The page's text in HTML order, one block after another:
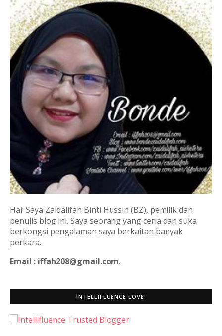
Hai! Saya Zaidalifah Binti Hussin (BZ), pemilik dan
penulis blog ini. Saya seorang yang ceria dan suka
berkongsi pengalaman saya berkaitan banyak
perkara.
Email : iffah208@gmail.com.
INTELLIFLUENCE LOVE!